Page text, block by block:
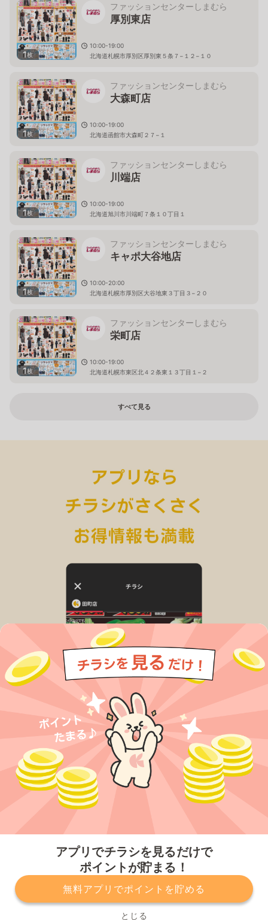
アプリでチラシを見るだけで
ポイントが貯まる！
無料アプリでポイントを貯める
とじる
1枚
ファッションセンターしまむら
厚別東店
10:00-19:00
北海道札幌市厚別区厚別東５条７−１２−１０
1枚
ファッションセンターしまむら
大森町店
10:00-19:00
北海道函館市大森町２７−１
1枚
ファッションセンターしまむら
川端店
10:00-19:00
北海道旭川市川端町７条１０丁目１
1枚
ファッションセンターしまむら
キャポ大谷地店
10:00-20:00
北海道札幌市厚別区大谷地東３丁目３−２０
1枚
ファッションセンターしまむら
栄町店
10:00-19:00
北海道札幌市東区北４２条東１３丁目１−２
すべて見る
プライバシーポリシー 利用規約
運営会社
サービスに関してのお問い合わせ